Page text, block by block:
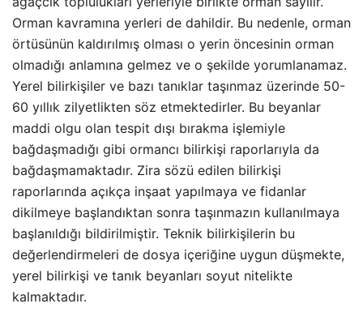
Orman kavramına yerleri de dahildir. Bu nedenle, orman
örtüsünün kaldırılmış olması o yerin öncesinin orman
olmadığı anlamına gelmez ve o şekilde yorumlanamaz.
Yerel bilirkişiler ve bazı tanıklar taşınmaz üzerinde 50-
60 yıllık zilyetlikten söz etmektedirler. Bu beyanlar
maddi olgu olan tespit dışı bırakma işlemiyle
bağdaşmadığı gibi ormancı bilirkişi raporlarıyla da
bağdaşmamaktadır. Zira sözü edilen bilirkişi
raporlarında açıkça inşaat yapılmaya ve fidanlar
dikilmeye başlandıktan sonra taşınmazın kullanılmaya
başlanıldığı bildirilmiştir. Teknik bilirkişilerin bu
değerlendirmeleri de dosya içeriğine uygun düşmekte,
yerel bilirkişi ve tanık beyanları soyut nitelikte
kalmaktadır.